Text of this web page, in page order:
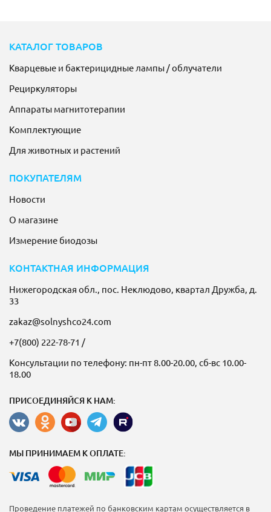
КАТАЛОГ ТОВАРОВ
Кварцевые и бактерицидные лампы / облучатели
Рециркуляторы
Аппараты магнитотерапии
Комплектующие
Для животных и растений
ПОКУПАТЕЛЯМ
Новости
О магазине
Измерение биодозы
КОНТАКТНАЯ ИНФОРМАЦИЯ
Нижегородская обл., пос. Неклюдово, квартал Дружба, д.
33
zakaz@solnyshco24.com
+7(800) 222-78-71 /
Консультации по телефону: пн-пт 8.00-20.00, сб-вс 10.00-
18.00
ПРИСОЕДИНЯЙСЯ К НАМ:
МЫ ПРИНИМАЕМ К ОПЛАТЕ:
Проведение платежей по банковским картам осуществляется в